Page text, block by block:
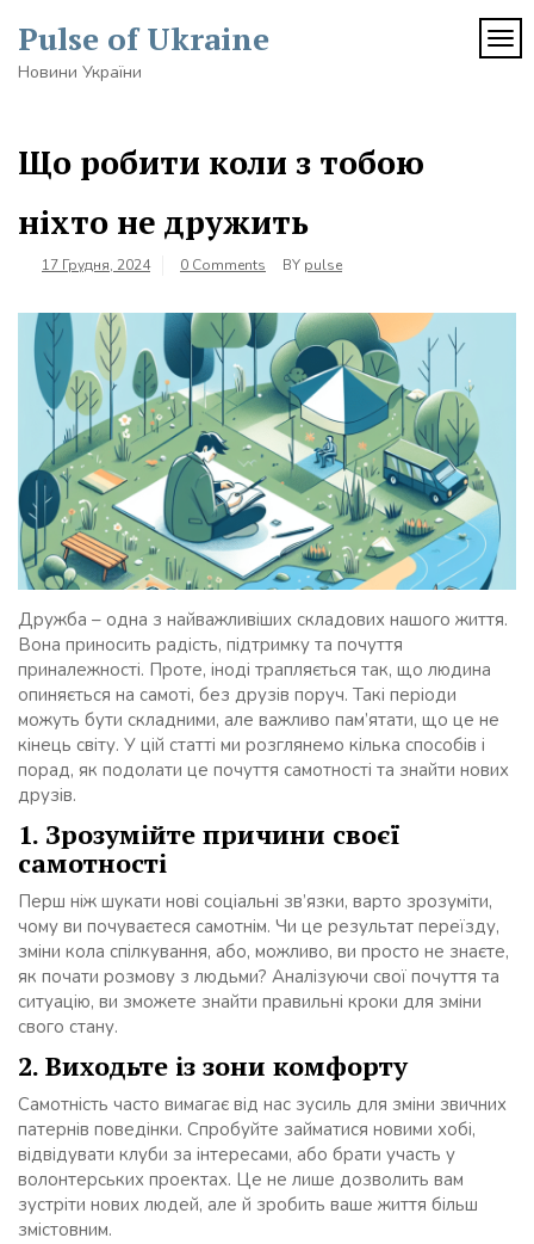
content
Pulse of Ukraine
Новини України
Що робити коли з тобою
ніхто не дружить
17 Грудня, 2024 0 Comments BY pulse
Дружба – одна з найважливіших складових нашого життя.
Вона приносить радість, підтримку та почуття
приналежності. Проте, іноді трапляється так, що людина
опиняється на самоті, без друзів поруч. Такі періоди
можуть бути складними, але важливо пам’ятати, що це не
кінець світу. У цій статті ми розглянемо кілька способів і
порад, як подолати це почуття самотності та знайти нових
друзів.
1. Зрозумійте причини своєї
самотності
Перш ніж шукати нові соціальні зв’язки, варто зрозуміти,
чому ви почуваєтеся самотнім. Чи це результат переїзду,
зміни кола спілкування, або, можливо, ви просто не знаєте,
як почати розмову з людьми? Аналізуючи свої почуття та
ситуацію, ви зможете знайти правильні кроки для зміни
свого стану.
2. Виходьте із зони комфорту
Самотність часто вимагає від нас зусиль для зміни звичних
патернів поведінки. Спробуйте займатися новими хобі,
відвідувати клуби за інтересами, або брати участь у
волонтерських проектах. Це не лише дозволить вам
зустріти нових людей, але й зробить ваше життя більш
змістовним.